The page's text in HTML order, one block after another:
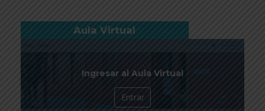
Aula Virtual
Ingresar al Aula Virtual
Entrar